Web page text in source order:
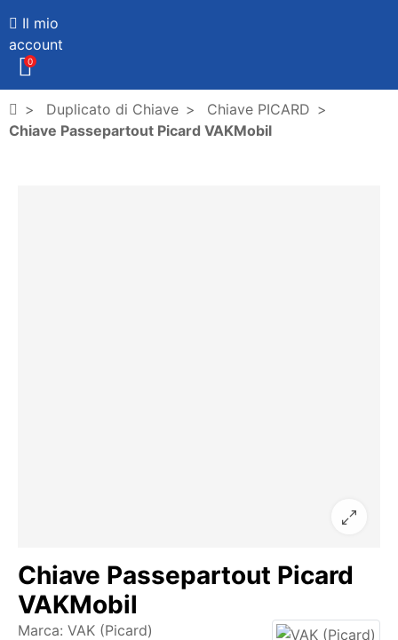
Il mio
account
0
Duplicato di Chiave
Chiave PICARD
Chiave Passepartout Picard VAKMobil
Chiave Passepartout Picard
VAKMobil
Marca: VAK (Picard)